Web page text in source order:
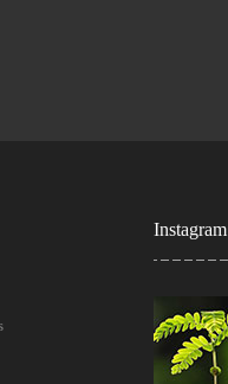
Instagram